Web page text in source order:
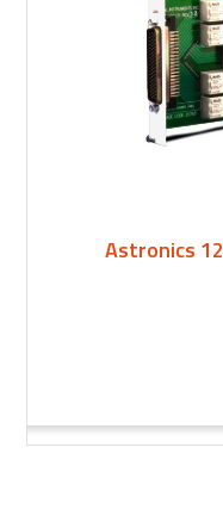
Astronics